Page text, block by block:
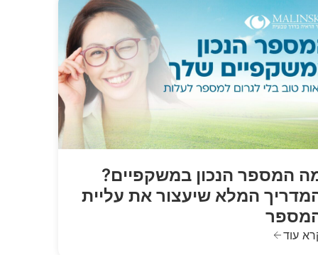
המספר הנכון במשקפיים?
המלא שיעצור את עליית
עוד